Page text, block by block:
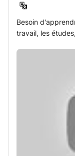
Besoin
travail, les